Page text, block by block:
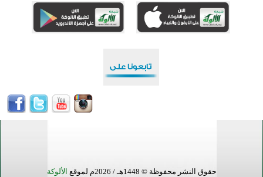
اختتام الدورة التاسعة لمسابقة حفظ وتلاوة القرآن الكريم في أزناكاييف
اختتام منافسات قرآنية متميزة في بنغلاديش بمشاركة 3000 متسابق
حقوق النشر محفوظة © 1448هـ / 2026م لموقع الألوكة